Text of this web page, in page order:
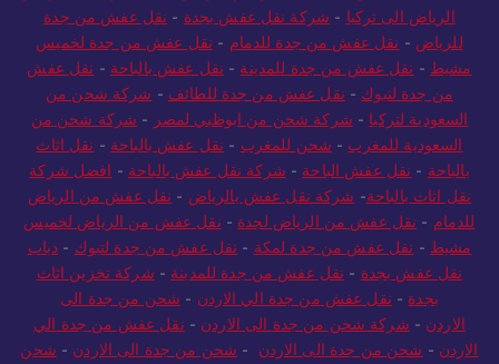
الرياض الى تركيا - شركة نقل عفش بجدة - نقل عفش من جدة
للرياض - نقل عفش من جدة للدمام - نقل عفش من جدة لخميس
مشيط - نقل عفش من جدة للمدينة - نقل عفش بالباحة - نقل عفش
من جدة لتبوك - نقل عفش من جدة للطائف - شركة شحن من
السعودية لتركيا - شركة شحن من ابوظبي لمصر - شركة شحن من
السعودية للمغرب - شحن للمغرب - نقل عفش بالباحة - نقل اثاث
بالباحة - نقل عفش الباحة - شركة نقل عفش بالباحة - افضل شركة
نقل اثاث بالباحة- شركة نقل عفش بالرياض - نقل عفش من الرياض
للدمام - نقل عفش من الرياض لجدة - نقل عفش من الرياض لخميس
مشيط - نقل عفش من جدة لمكة - نقل عفش من جدة لتبوك - دباب
نقل عفش بجدة - نقل عفش من جدة للمدينة - شركة تخزين اثاث
بجدة - نقل عفش من جدة الي الاردن - شحن من جدة الى
الاردن - شركة شحن من جدة الى الاردن - نقل عفش من جدة الي
الاردن - شحن من جدة الى الاردن - شحن من جدة الى الاردن - شحن